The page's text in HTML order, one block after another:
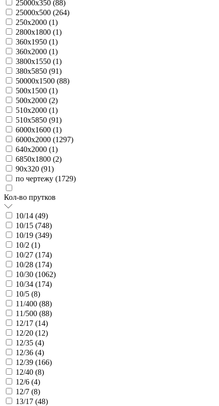
25000х350 (88)
25000х500 (264)
250х2000 (1)
2800х1800 (1)
360х1950 (1)
360х2000 (1)
3800х1550 (1)
380х5850 (91)
50000х1500 (88)
500х1500 (1)
500х2000 (2)
510х2000 (1)
510х5850 (91)
6000х1600 (1)
6000х2000 (1297)
640х2000 (1)
6850х1800 (2)
90х320 (91)
по чертежу (1729)
Кол-во прутков
10/14 (49)
10/15 (748)
10/19 (349)
10/2 (1)
10/27 (174)
10/28 (174)
10/30 (1062)
10/34 (174)
10/5 (8)
11/400 (88)
11/500 (88)
12/17 (14)
12/20 (12)
12/35 (4)
12/36 (4)
12/39 (166)
12/40 (8)
12/6 (4)
12/7 (8)
13/17 (48)